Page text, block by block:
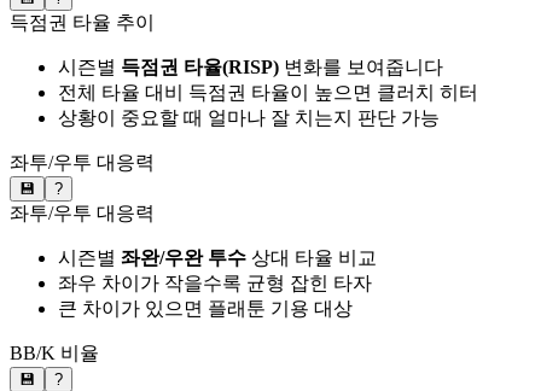
득점권 타율 추이
시즌별 득점권 타율(RISP) 변화를 보여줍니다
전체 타율 대비 득점권 타율이 높으면 클러치 히터
상황이 중요할 때 얼마나 잘 치는지 판단 가능
좌투/우투 대응력
💾 ?
좌투/우투 대응력
시즌별 좌완/우완 투수 상대 타율 비교
좌우 차이가 작을수록 균형 잡힌 타자
큰 차이가 있으면 플래툰 기용 대상
BB/K 비율
💾 ?